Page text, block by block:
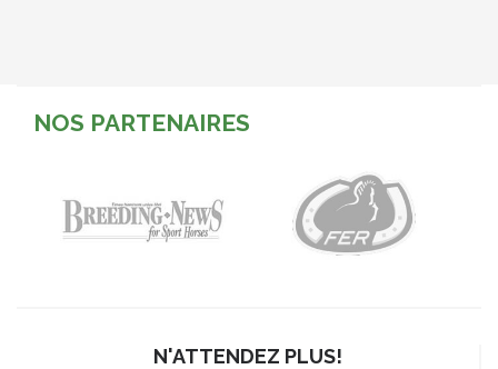
NOS PARTENAIRES
N'ATTENDEZ PLUS!